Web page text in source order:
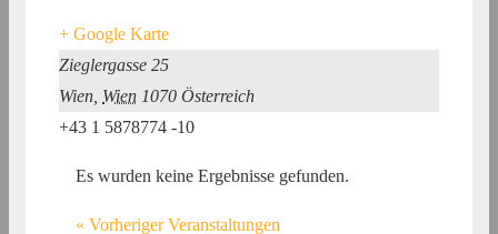
+ Google Karte
Zieglergasse 25
Wien Wien 1070 Österreich
+43 1 5878774 -10
Es wurden keine Ergebnisse gefunden.
« Vorheriger Veranstaltungen